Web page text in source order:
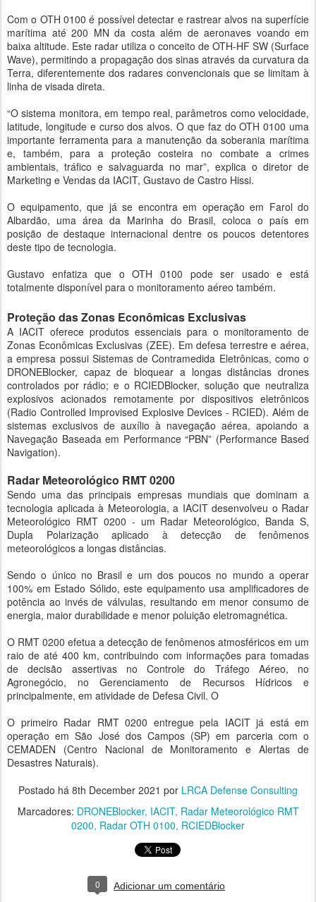
Com o OTH 0100 é possível detectar e rastrear alvos na superfície
marítima até 200 MN da costa além de aeronaves voando em
baixa altitude. Este radar utiliza o conceito de OTH-HF SW (Surface
Wave), permitindo a propagação dos sinas através da curvatura da
Terra, diferentemente dos radares convencionais que se limitam à
linha de visada direta.
“O sistema monitora, em tempo real, parâmetros como velocidade,
latitude, longitude e curso dos alvos. O que faz do OTH 0100 uma
importante ferramenta para a manutenção da soberania marítima
e, também, para a proteção costeira no combate a crimes
ambientais, tráfico e salvaguarda no mar”, explica o diretor de
Marketing e Vendas da IACIT, Gustavo de Castro Hissi.
O equipamento, que já se encontra em operação em Farol do
Albardão, uma área da Marinha do Brasil, coloca o país em
posição de destaque internacional dentre os poucos detentores
deste tipo de tecnologia.
Gustavo enfatiza que o OTH 0100 pode ser usado e está
totalmente disponível para o monitoramento aéreo também.
Proteção das Zonas Econômicas Exclusivas
A IACIT oferece produtos essenciais para o monitoramento de
Zonas Econômicas Exclusivas (ZEE). Em defesa terrestre e aérea,
a empresa possui Sistemas de Contramedida Eletrônicas, como o
DRONEBlocker, capaz de bloquear a longas distâncias drones
controlados por rádio; e o RCIEDBlocker, solução que neutraliza
explosivos acionados remotamente por dispositivos eletrônicos
(Radio Controlled Improvised Explosive Devices - RCIED). Além de
sistemas exclusivos de auxílio à navegação aérea, apoiando a
Navegação Baseada em Performance “PBN” (Performance Based
Navigation).
Radar Meteorológico RMT 0200
Sendo uma das principais empresas mundiais que dominam a
tecnologia aplicada à Meteorologia, a IACIT desenvolveu o Radar
Meteorológico RMT 0200 - um Radar Meteorológico, Banda S,
Dupla Polarização aplicado à detecção de fenômenos
meteorológicos a longas distâncias.
Sendo o único no Brasil e um dos poucos no mundo a operar
100% em Estado Sólido, este equipamento usa amplificadores de
potência ao invés de válvulas, resultando em menor consumo de
energia, maior durabilidade e menor poluição eletromagnética.
O RMT 0200 efetua a detecção de fenômenos atmosféricos em um
raio de até 400 km, contribuindo com informações para tomadas
de decisão assertivas no Controle do Tráfego Aéreo, no
Agronegócio, no Gerenciamento de Recursos Hídricos e
principalmente, em atividade de Defesa Civil. O
O primeiro Radar RMT 0200 entregue pela IACIT já está em
operação em São José dos Campos (SP) em parceria com o
CEMADEN (Centro Nacional de Monitoramento e Alertas de
Desastres Naturais).
Postado há 8th December 2021 por LRCA Defense Consulting
Marcadores: DRONEBlocker IACIT Radar Meteorológico RMT
0200 Radar OTH 0100 RCIEDBlocker
0 Adicionar um comentário